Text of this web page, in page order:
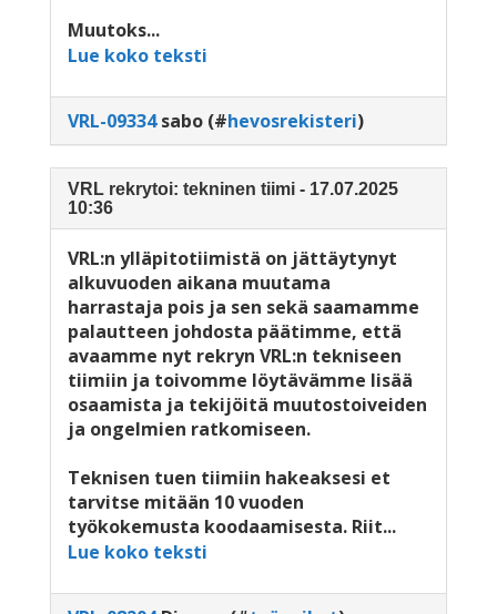
Muutoks...
Lue koko teksti
VRL-09334 sabo (#hevosrekisteri)
VRL rekrytoi: tekninen tiimi - 17.07.2025
10:36
VRL:n ylläpitotiimistä on jättäytynyt
alkuvuoden aikana muutama
harrastaja pois ja sen sekä saamamme
palautteen johdosta päätimme, että
avaamme nyt rekryn VRL:n tekniseen
tiimiin ja toivomme löytävämme lisää
osaamista ja tekijöitä muutostoiveiden
ja ongelmien ratkomiseen.
Teknisen tuen tiimiin hakeaksesi et
tarvitse mitään 10 vuoden
työkokemusta koodaamisesta. Riit...
Lue koko teksti